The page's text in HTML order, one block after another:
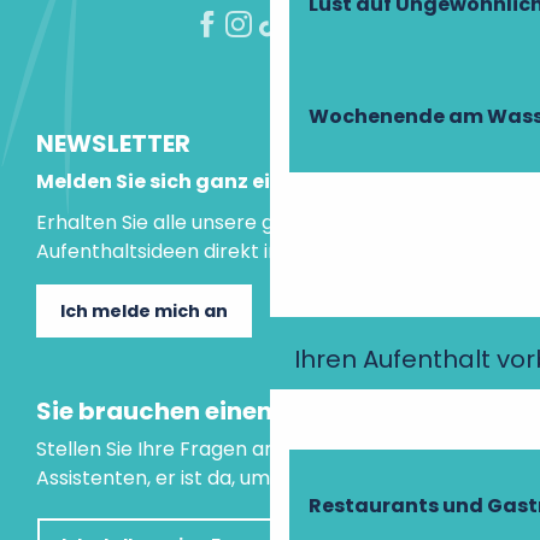
Wochenende am
Ihren Aufenthalt
Restaurants und
NEWSLETTER
Melden Sie sich ganz einfach an!
Erhalten Sie alle unsere guten Tipps und
Aufenthaltsideen direkt in Ihre Mailbox.
Ich melde mich an
Sie brauchen einen Rat?
Stellen Sie Ihre Fragen an unseren virtuellen
Assistenten, er ist da, um Ihnen zu helfen.